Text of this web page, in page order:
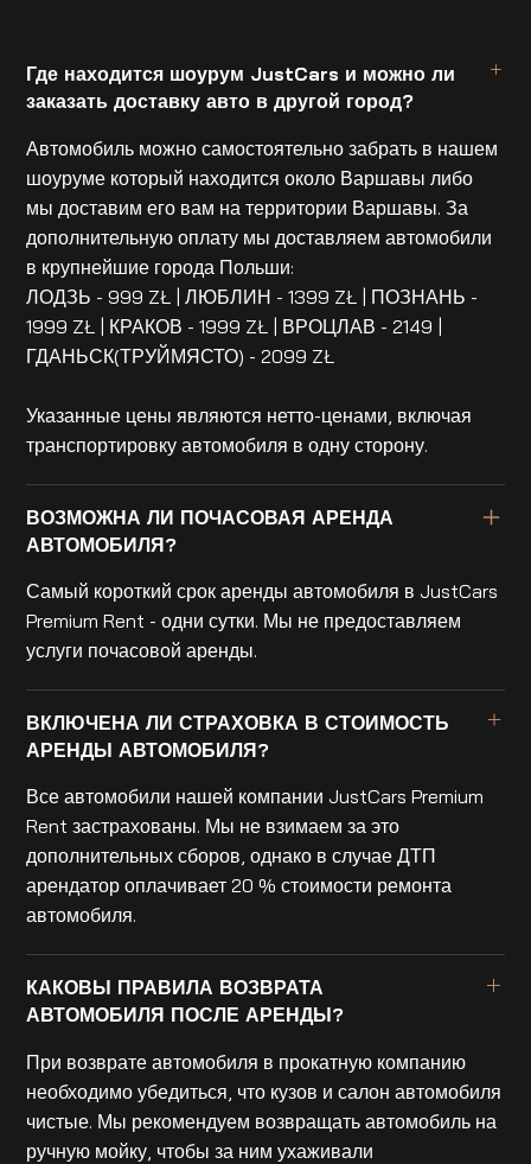
Где находится шоурум JustCars и можно ли
заказать доставку авто в другой город?
Автомобиль можно самостоятельно забрать в нашем
шоуруме который находится около Варшавы либо
мы доставим его вам на территории Варшавы. За
дополнительную оплату мы доставляем автомобили
в крупнейшие города Польши:
ЛОДЗЬ - 999 ZŁ | ЛЮБЛИН - 1399 ZŁ | ПОЗНАНЬ -
1999 ZŁ | КРАКОВ - 1999 ZŁ | ВРОЦЛАВ - 2149 |
ГДАНЬСК(ТРУЙМЯСТО) - 2099 ZŁ
Указанные цены являются нетто-ценами, включая
транспортировку автомобиля в одну сторону.
ВОЗМОЖНА ЛИ ПОЧАСОВАЯ АРЕНДА
АВТОМОБИЛЯ?
Самый короткий срок аренды автомобиля в JustCars
Premium Rent - одни сутки. Мы не предоставляем
услуги почасовой аренды.
ВКЛЮЧЕНА ЛИ СТРАХОВКА В СТОИМОСТЬ
АРЕНДЫ АВТОМОБИЛЯ?
Все автомобили нашей компании JustCars Premium
Rent застрахованы. Мы не взимаем за это
дополнительных сборов, однако в случае ДТП
арендатор оплачивает 20 % стоимости ремонта
автомобиля.
КАКОВЫ ПРАВИЛА ВОЗВРАТА
АВТОМОБИЛЯ ПОСЛЕ АРЕНДЫ?
При возврате автомобиля в прокатную компанию
необходимо убедиться, что кузов и салон автомобиля
чистые. Мы рекомендуем возвращать автомобиль на
ручную мойку, чтобы за ним ухаживали